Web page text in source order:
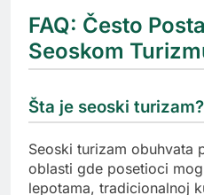
FAQ: Često
Seoskom
Šta je seoski turizam?
Seoski turizam obuhvata
oblasti gde posetioci
lepotama, tradicionalnoj